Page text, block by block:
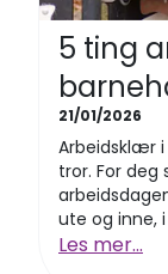
5 ting
21/01/2026
Arbeidsklær
tror. For
ute og inne, i
Les mer...